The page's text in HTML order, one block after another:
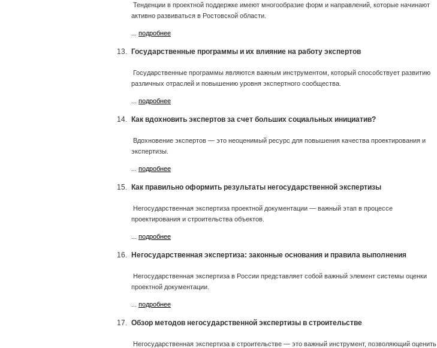
Тенденции в проектной поддержке имеют многообразие форм и направлений, которые начинают
активно развиваться в Ростовской области.
подробнее
13. Государственные программы и их влияние на работу экспертов
Государственные программы являются важным инструментом, который способствует развитию
различных отраслей и повышению уровня экспертного сообщества.
подробнее
14. Как вдохновить экспертов за счет больших социальных инициатив?
Вдохновение экспертов — это неоценимый ресурс для повышения качества проектирования и
экспертизы.
подробнее
15. Как правильно оформить результаты негосударственной экспертизы
Негосударственная экспертиза проектной документации — важный этап в процессе
проектирования и строительства объектов.
подробнее
16. Негосударственная экспертиза: законные основания и правила выполнения
Негосударственная экспертиза в России представляет собой важный элемент системы оценки
проектной документации.
подробнее
17. Обзор методов негосударственной экспертизы в строительстве
Негосударственная экспертиза в строительстве — это важный инструмент, позволяющий оценить